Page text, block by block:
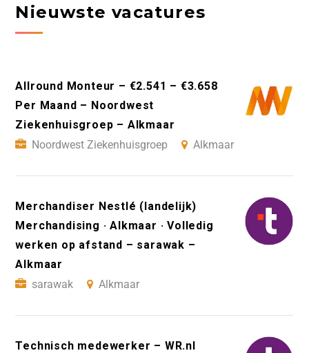
Nieuwste vacatures
Allround Monteur – €2.541 – €3.658
Per Maand – Noordwest
Ziekenhuisgroep – Alkmaar
Noordwest Ziekenhuisgroep
Alkmaar
Merchandiser Nestlé (landelijk)
Merchandising · Alkmaar · Volledig
werken op afstand – sarawak –
Alkmaar
sarawak
Alkmaar
Technisch medewerker – WR.nl